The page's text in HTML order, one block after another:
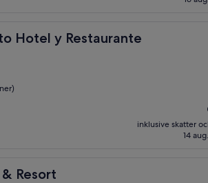
Hotel y Restaurante
inklusive skatter
14
& Resort